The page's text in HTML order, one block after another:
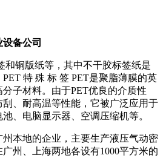
备公司
和铜版纸等，其中不干胶标签纸是
特 殊 标 签 PET是聚脂薄膜的英
子材料。由于PET优良的介质性
、耐高温等性能，它被广泛应用于
、电脑显示器、空调压缩机等。
本地的企业，主要生产液压气动密
州、上海两地各设有1000平方米的